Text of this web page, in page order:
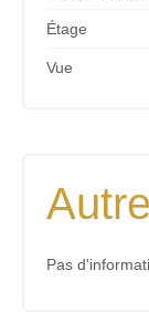
Étage
Vue
Pas